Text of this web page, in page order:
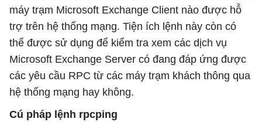
máy trạm Microsoft Exchange Client nào được hỗ
trợ trên hệ thống mạng. Tiện ích lệnh này còn có
thể được sử dụng để kiểm tra xem các dịch vụ
Microsoft Exchange Server có đang đáp ứng được
các yêu cầu RPC từ các máy trạm khách thông qua
hệ thống mạng hay không.
Cú pháp lệnh rpcping